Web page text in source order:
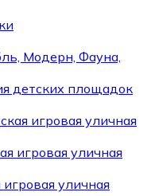
Модерн, Фауна,
детских площадок
игровая уличная
игровая уличная
уличная